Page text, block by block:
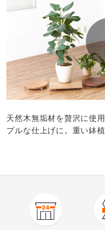
天然木無垢材を贅沢に使
プルな仕上げに。重い鉢
商品番号 900-H018-16
★★★★★
★★★★★